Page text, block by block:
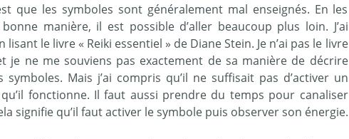
que les symboles sont généralement mal enseignés. En les
manière, il est possible d’aller beaucoup plus loin. J’ai
lisant le livre « Reiki essentiel » de Diane Stein. Je n’ai pas le livre
je ne me souviens pas exactement de sa manière de décrire
symboles. Mais j’ai compris qu’il ne suffisait pas d’activer un
fonctionne. Il faut aussi prendre du temps pour canaliser
signifie qu’il faut activer le symbole puis observer son énergie.